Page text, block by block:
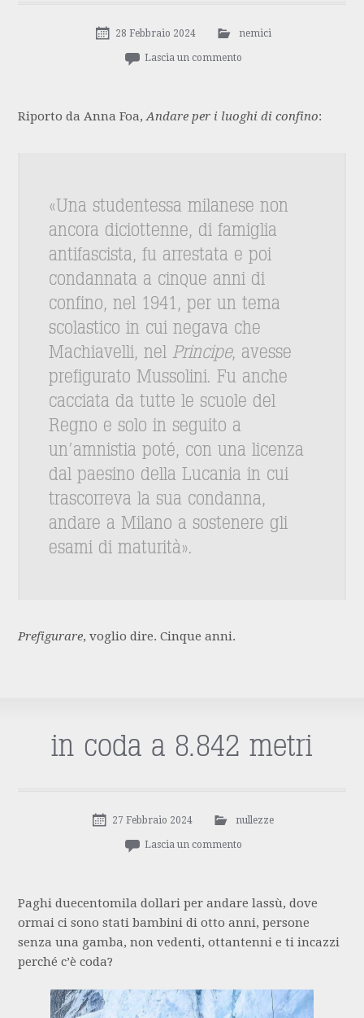
28 Febbraio 2024 nemici
Lascia un commento
Riporto da Anna Foa,Andare per i luoghi di confino:
«Una studentessa milanese non
ancora diciottenne, di famiglia
antifascista, fu arrestata e poi
condannata a cinque anni di
confino, nel 1941, per un tema
scolastico in cui negava che
Machiavelli, nel Principe, avesse
prefigurato Mussolini. Fu anche
cacciata da tutte le scuole del
Regno e solo in seguito a
un’amnistia poté, con una licenza
dal paesino della Lucania in cui
trascorreva la sua condanna,
andare a Milano a sostenere gli
esami di maturità».
Prefigurare, voglio dire. Cinque anni.
in coda a 8.842 metri
27 Febbraio 2024 nullezze
Lascia un commento
Paghi duecentomila dollari per andare lassù, dove
ormai ci sono stati bambini di otto anni, persone
senza una gamba, non vedenti, ottantenni e ti incazzi
perché c’è coda?